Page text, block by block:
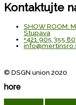
Kontaktujte
SHOW ROOM:
Stupava
+421 905 355
© DSGN union 2020
hore